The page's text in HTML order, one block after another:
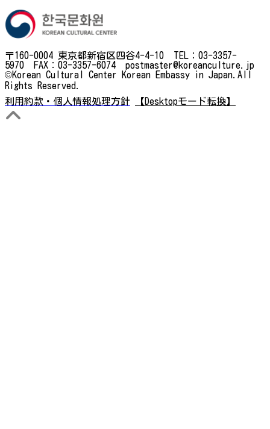
〒160-0004 東京都新宿区四谷4-4-10 TEL：03-3357-
5970 FAX：03-3357-6074 postmaster@koreanculture.jp
©Korean Cultural Center Korean Embassy in Japan.All
Rights Reserved.
利用約款・個人情報処理方針
【Desktopモード転換】